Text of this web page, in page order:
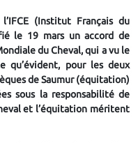
(Institut Français du
le 19 mars un accord de
du Cheval, qui a vu le
qu’évident, pour les deux
de Saumur (équitation)
sous la responsabilité de
et l’équitation méritent